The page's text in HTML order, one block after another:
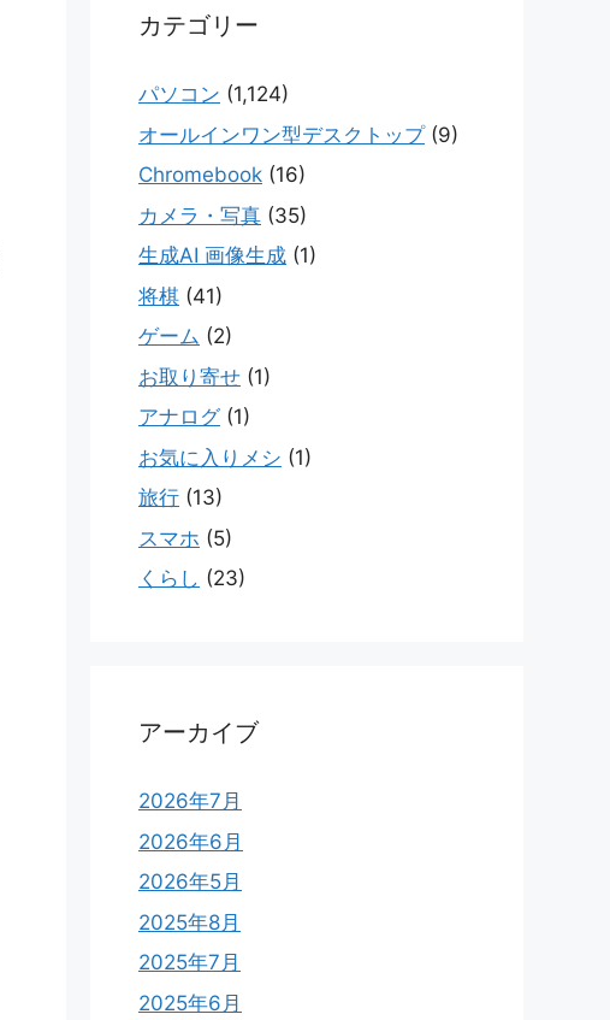
カテゴリー
パソコン (1,124)
オールインワン型デスクトップ(9)
Chromebook (16)
カメラ・写真 (35)
生成AI 画像生成 (1)
将棋 (41)
ゲーム (2)
お取り寄せ (1)
アナログ(1)
お気に入りメシ (1)
旅行 (13)
スマホ (5)
くらし (23)
アーカイブ
2026年7月
2026年6月
2026年5月
2025年8月
2025年7月
2025年6月